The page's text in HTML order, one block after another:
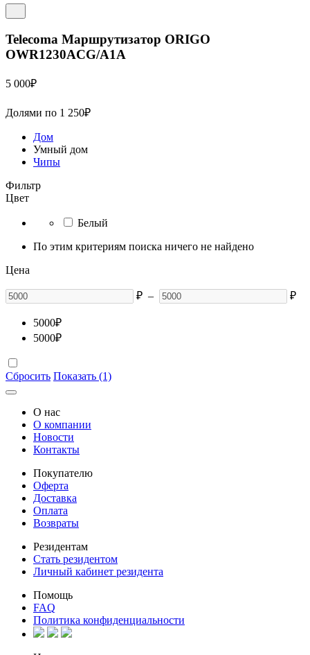
Telecoma Маршрутизатор ORIGO
OWR1230ACG/A1A
5 000₽
Долями по 1 250₽
Дом
Умный дом
Чипы
Фильтр
Цвет
Белый
По этим критериям поиска ничего не найдено
Цена
₽ – ₽
5000₽
5000₽
Сбросить Показать (1)
О нас
О компании
Новости
Контакты
Покупателю
Оферта
Доставка
Оплата
Возвраты
Резидентам
Стать резидентом
Личный кабинет резидента
Помощь
FAQ
Политика конфиденциальности